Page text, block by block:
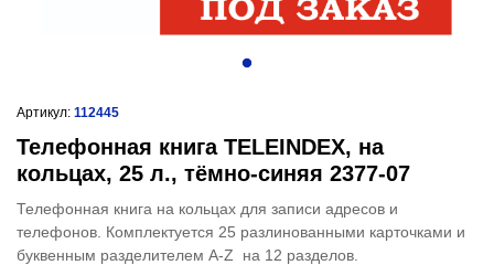
Артикул: 112445
Телефонная книга TELEINDEX, на
кольцах, 25 л., тёмно-синяя 2377-07
Телефонная книга на кольцах для записи адресов и
телефонов. Комплектуется 25 разлинованными карточками и
буквенным разделителем A-Z на 12 разделов.